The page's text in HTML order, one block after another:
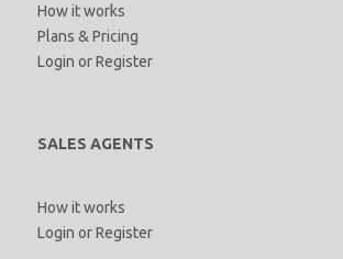
How it works
Plans & Pricing
Login orRegister
SALES AGENTS
How it works
Login orRegister